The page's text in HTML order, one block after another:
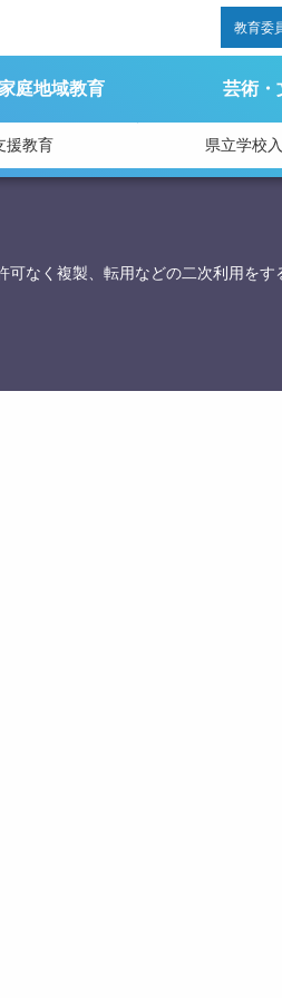
教育委
庭地域教育 芸術・
援教育 県立学校
なく複製、転用などの二次利用をす